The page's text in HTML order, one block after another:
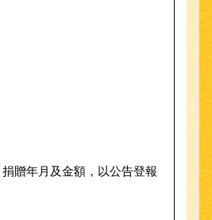
贈年月及金額，以公告登報